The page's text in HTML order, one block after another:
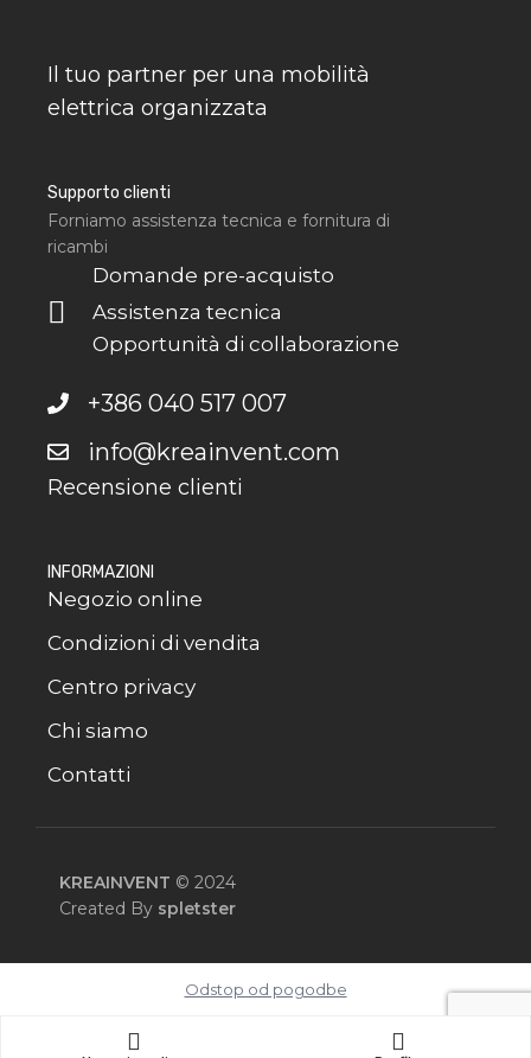
Il tuo partner per una mobilità
elettrica organizzata
Supporto clienti
Forniamo assistenza tecnica e fornitura di
ricambi
Domande pre-acquisto
Assistenza tecnica
Opportunità di collaborazione
+386 040 517 007
info@kreainvent.com
Recensione clienti
INFORMAZIONI
Negozio online
Condizioni di vendita
Centro privacy
Chi siamo
Contatti
KREAINVENT © 2024
Created By spletster
Odstop od pogodbe